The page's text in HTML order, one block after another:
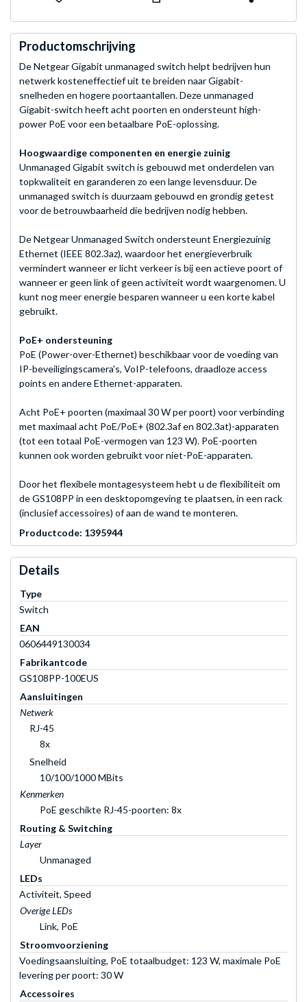
Productomschrijving
De Netgear Gigabit unmanaged switch helpt bedrijven hun
netwerk kosteneffectief uit te breiden naar Gigabit-
snelheden en hogere poortaantallen. Deze unmanaged
Gigabit-switch heeft acht poorten en ondersteunt high-
power PoE voor een betaalbare PoE-oplossing.
Hoogwaardige componenten en energie zuinig
Unmanaged Gigabit switch is gebouwd met onderdelen van
topkwaliteit en garanderen zo een lange levensduur. De
unmanaged switch is duurzaam gebouwd en grondig getest
voor de betrouwbaarheid die bedrijven nodig hebben.
De Netgear Unmanaged Switch ondersteunt Energiezuinig
Ethernet (IEEE 802.3az), waardoor het energieverbruik
vermindert wanneer er licht verkeer is bij een actieve poort of
wanneer er geen link of geen activiteit wordt waargenomen. U
kunt nog meer energie besparen wanneer u een korte kabel
gebruikt.
PoE+ ondersteuning
PoE (Power-over-Ethernet) beschikbaar voor de voeding van
IP-beveiligingscamera's, VoIP-telefoons, draadloze access
points en andere Ethernet-apparaten.
Acht PoE+ poorten (maximaal 30 W per poort) voor verbinding
met maximaal acht PoE/PoE+ (802.3af en 802.3at)-apparaten
(tot een totaal PoE-vermogen van 123 W). PoE-poorten
kunnen ook worden gebruikt voor niet-PoE-apparaten.
Door het flexibele montagesysteem hebt u de flexibiliteit om
de GS108PP in een desktopomgeving te plaatsen, in een rack
(inclusief accessoires) of aan de wand te monteren.
Productcode: 1395944
Details
Type
Switch
EAN
0606449130034
Fabrikantcode
GS108PP-100EUS
Aansluitingen
Netwerk
RJ-45
8x
Snelheid
10/100/1000 MBits
Kenmerken
PoE geschikte RJ-45-poorten: 8x
Routing & Switching
Layer
Unmanaged
LEDs
Activiteit, Speed
Overige LEDs
Link, PoE
Stroomvoorziening
Voedingsaansluiting, PoE totaalbudget: 123 W, maximale PoE
levering per poort: 30 W
Accessoires